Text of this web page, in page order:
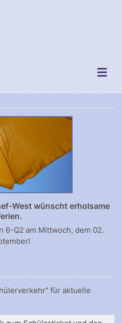
West wünscht erholsame
6-Q2 am Mittwoch, dem 02.
für aktuelle